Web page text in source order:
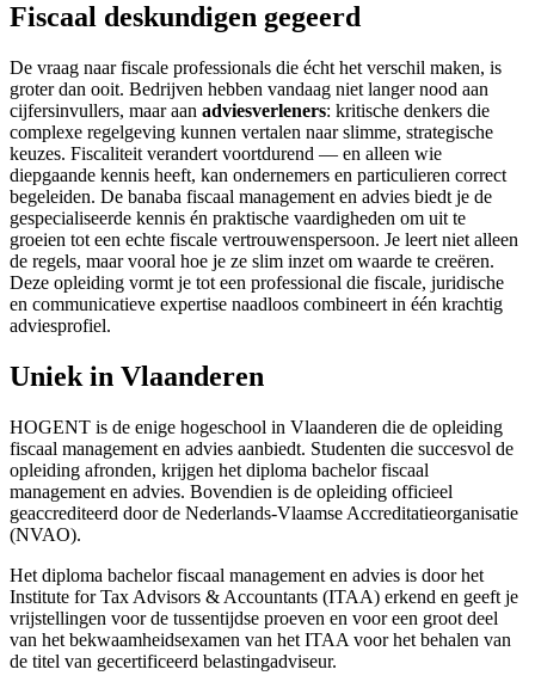
Fiscaal deskundigen gegeerd
De vraag naar fiscale professionals die écht het verschil maken, is
groter dan ooit. Bedrijven hebben vandaag niet langer nood aan
cijfersinvullers, maar aan adviesverleners: kritische denkers die
complexe regelgeving kunnen vertalen naar slimme, strategische
keuzes. Fiscaliteit verandert voortdurend — en alleen wie
diepgaande kennis heeft, kan ondernemers en particulieren correct
begeleiden. De banaba fiscaal management en advies biedt je de
gespecialiseerde kennis én praktische vaardigheden om uit te
groeien tot een echte fiscale vertrouwenspersoon. Je leert niet alleen
de regels, maar vooral hoe je ze slim inzet om waarde te creëren.
Deze opleiding vormt je tot een professional die fiscale, juridische
en communicatieve expertise naadloos combineert in één krachtig
adviesprofiel.
Uniek in Vlaanderen
HOGENT is de enige hogeschool in Vlaanderen die de opleiding
fiscaal management en advies aanbiedt. Studenten die succesvol de
opleiding afronden, krijgen het diploma bachelor fiscaal
management en advies. Bovendien is de opleiding officieel
geaccrediteerd door de Nederlands-Vlaamse Accreditatie­organisatie
(NVAO).
Het diploma bachelor fiscaal management en advies is door het
Institute for Tax Advisors & Accountants (ITAA) erkend en geeft je
vrijstellingen voor de tussentijdse proeven en voor een groot deel
van het bekwaamheidsexamen van het ITAA voor het behalen van
de titel van gecertificeerd belastingadviseur.